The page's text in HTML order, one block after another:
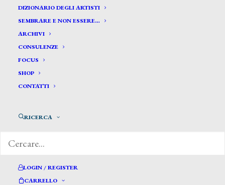
DIZIONARIO DEGLI ARTISTI
SEMBRARE E NON ESSERE…
ARCHIVI
CONSULENZE
FOCUS
SHOP
CONTATTI
RICERCA
LOGIN / REGISTER
CARRELLO
Massani Pompeo *
MASSANI POMPEO
Studiò pittura presso M. Gordigiani (Ritratto di
del maestro si dedicò alla ritrattistica, esordendo